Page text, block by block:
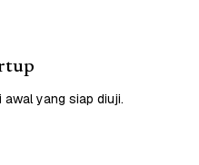
awal yang siap diuji.